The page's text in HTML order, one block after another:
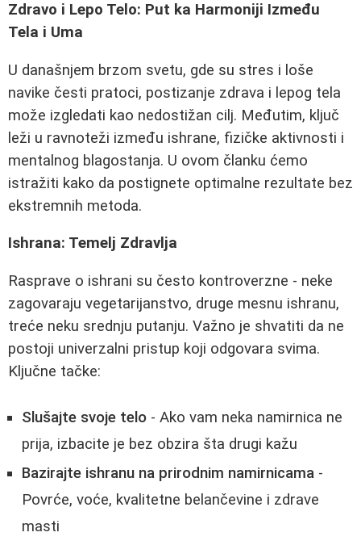
Zdravo i Lepo Telo: Put ka Harmoniji Između
Tela i Uma
U današnjem brzom svetu, gde su stres i loše
navike česti pratoci, postizanje zdrava i lepog tela
može izgledati kao nedostižan cilj. Međutim, ključ
leži u ravnoteži između ishrane, fizičke aktivnosti i
mentalnog blagostanja. U ovom članku ćemo
istražiti kako da postignete optimalne rezultate bez
ekstremnih metoda.
Ishrana: Temelj Zdravlja
Rasprave o ishrani su često kontroverzne - neke
zagovaraju vegetarijanstvo, druge mesnu ishranu,
treće neku srednju putanju. Važno je shvatiti da ne
postoji univerzalni pristup koji odgovara svima.
Ključne tačke:
Slušajte svoje telo - Ako vam neka namirnica ne
prija, izbacite je bez obzira šta drugi kažu
Bazirajte ishranu na prirodnim namirnicama -
Povrće, voće, kvalitetne belančevine i zdrave
masti